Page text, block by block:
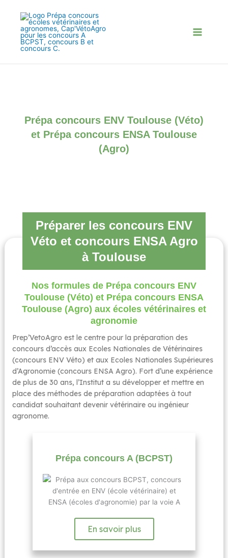
contenu
Prépa concours ENV Toulouse (Véto)
et Prépa concours ENSA Toulouse
(Agro)
Préparer les concours ENV
Véto et concours ENSA Agro
à Toulouse
Nos formules de Prépa concours ENV
Toulouse (Véto) et Prépa concours ENSA
Toulouse (Agro) aux écoles vétérinaires et
agronomie
Prep’VetoAgro est le centre pour la préparation des
concours d’accès aux Ecoles Nationales de Vétérinaires
(concours ENV Véto) et aux Ecoles Nationales Supérieures
d’Agronomie (concours ENSA Agro). Fort d’une expérience
de plus de 30 ans, l’Institut a su développer et mettre en
place des méthodes de préparation adaptées à tout
candidat souhaitant devenir vétérinaire ou ingénieur
agronome.
Prépa concours A (BCPST)
En savoir plus